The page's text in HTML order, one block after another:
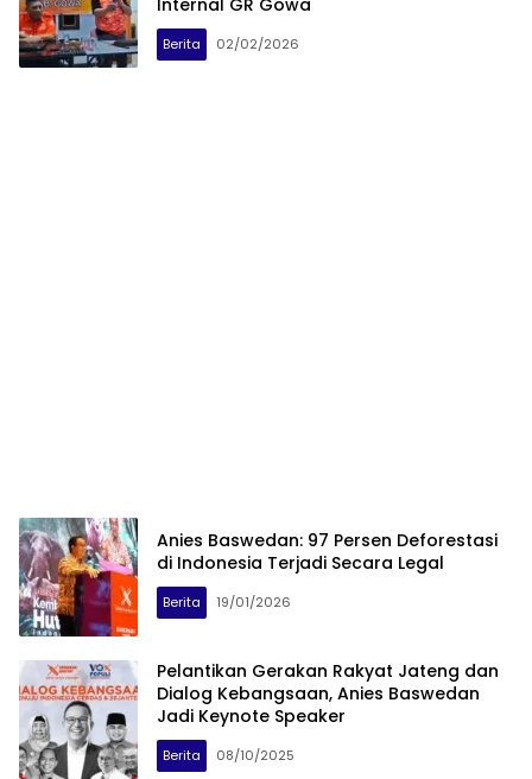
Internal GR Gowa
Berita 02/02/2026
Anies Baswedan: 97 Persen Deforestasi
di Indonesia Terjadi Secara Legal
Berita 19/01/2026
Pelantikan Gerakan Rakyat Jateng dan
Dialog Kebangsaan, Anies Baswedan
Jadi Keynote Speaker
Berita 08/10/2025